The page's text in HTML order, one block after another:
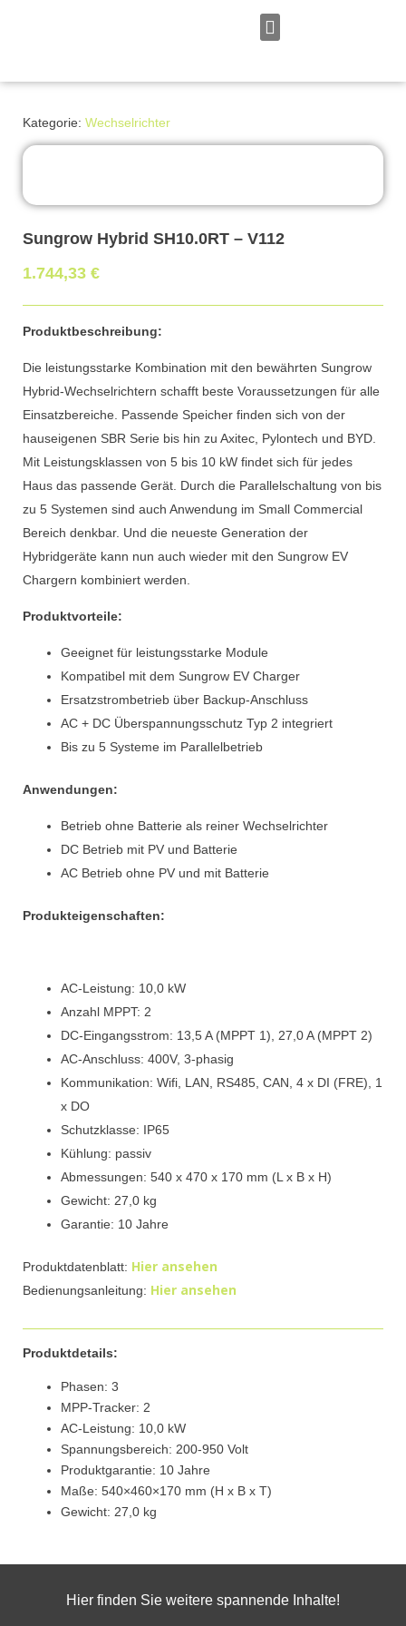
Kategorie: Wechselrichter
Sungrow Hybrid SH10.0RT – V112
1.744,33 €
Produktbeschreibung:
Die leistungsstarke Kombination mit den bewährten Sungrow
Hybrid-Wechselrichtern schafft beste Voraussetzungen für alle
Einsatzbereiche. Passende Speicher finden sich von der
hauseigenen SBR Serie bis hin zu Axitec, Pylontech und BYD.
Mit Leistungsklassen von 5 bis 10 kW findet sich für jedes
Haus das passende Gerät. Durch die Parallelschaltung von bis
zu 5 Systemen sind auch Anwendung im Small Commercial
Bereich denkbar. Und die neueste Generation der
Hybridgeräte kann nun auch wieder mit den Sungrow EV
Chargern kombiniert werden.
Produktvorteile:
Geeignet für leistungsstarke Module
Kompatibel mit dem Sungrow EV Charger
Ersatzstrombetrieb über Backup-Anschluss
AC + DC Überspannungsschutz Typ 2 integriert
Bis zu 5 Systeme im Parallelbetrieb
Anwendungen:
Betrieb ohne Batterie als reiner Wechselrichter
DC Betrieb mit PV und Batterie
AC Betrieb ohne PV und mit Batterie
Produkteigenschaften:
AC-Leistung: 10,0 kW
Anzahl MPPT: 2
DC-Eingangsstrom: 13,5 A (MPPT 1), 27,0 A (MPPT 2)
AC-Anschluss: 400V, 3-phasig
Kommunikation: Wifi, LAN, RS485, CAN, 4 x DI (FRE), 1
x DO
Schutzklasse: IP65
Kühlung: passiv
Abmessungen: 540 x 470 x 170 mm (L x B x H)
Gewicht: 27,0 kg
Garantie: 10 Jahre
Produktdatenblatt: Hier ansehen
Bedienungsanleitung: Hier ansehen
Produktdetails:
Phasen: 3
MPP-Tracker: 2
AC-Leistung: 10,0 kW
Spannungsbereich: 200-950 Volt
Produktgarantie: 10 Jahre
Maße: 540×460×170 mm (H x B x T)
Gewicht: 27,0 kg
Hier finden Sie weitere spannende Inhalte!